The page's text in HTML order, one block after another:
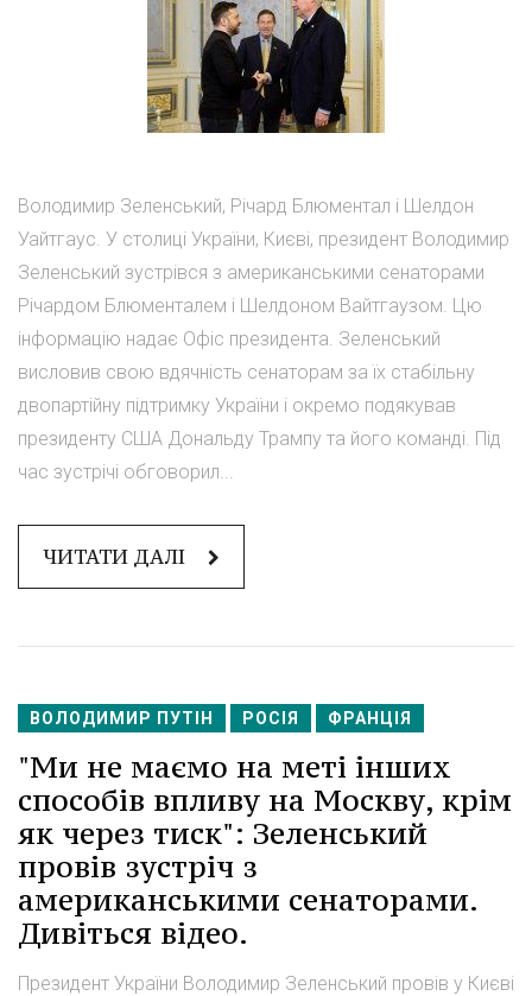
Володимир Зеленський, Річард Блюментал і Шелдон
Уайтгаус. У столиці України, Києві, президент Володимир
Зеленський зустрівся з американськими сенаторами
Річардом Блюменталем і Шелдоном Вайтгаузом. Цю
інформацію надає Офіс президента. Зеленський
висловив свою вдячність сенаторам за їх стабільну
двопартійну підтримку України і окремо подякував
президенту США Дональду Трампу та його команді. Під
час зустрічі обговорил...
ЧИТАТИ ДАЛІ
ВОЛОДИМИР ПУТІН РОСІЯ ФРАНЦІЯ
"Ми не маємо на меті інших
способів впливу на Москву, крім
як через тиск": Зеленський
провів зустріч з
американськими сенаторами.
Дивіться відео.
Президент України Володимир Зеленський провів у Києві